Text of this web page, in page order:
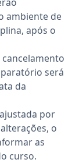
ambiente de
após o
será
da
por
o
as
curso.